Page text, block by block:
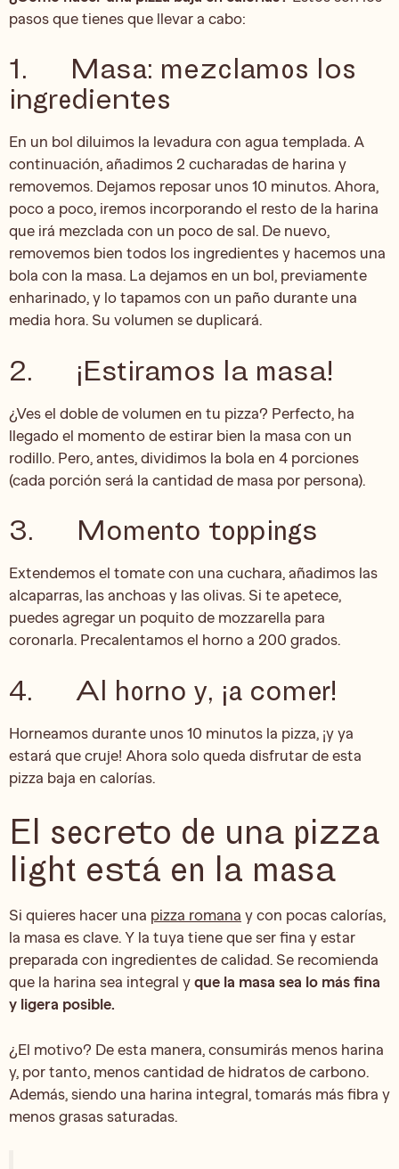
pasos que tienes que llevar a cabo:
1. Masa: mezclamos los
ingredientes
En un bol diluimos la levadura con agua templada. A
continuación, añadimos 2 cucharadas de harina y
removemos. Dejamos reposar unos 10 minutos. Ahora,
poco a poco, iremos incorporando el resto de la harina
que irá mezclada con un poco de sal. De nuevo,
removemos bien todos los ingredientes y hacemos una
bola con la masa. La dejamos en un bol, previamente
enharinado, y lo tapamos con un paño durante una
media hora. Su volumen se duplicará.
2. ¡Estiramos la masa!
¿Ves el doble de volumen en tu pizza? Perfecto, ha
llegado el momento de estirar bien la masa con un
rodillo. Pero, antes, dividimos la bola en 4 porciones
(cada porción será la cantidad de masa por persona).
3. Momento toppings
Extendemos el tomate con una cuchara, añadimos las
alcaparras, las anchoas y las olivas. Si te apetece,
puedes agregar un poquito de mozzarella para
coronarla. Precalentamos el horno a 200 grados.
4. Al horno y, ¡a comer!
Horneamos durante unos 10 minutos la pizza, ¡y ya
estará que cruje! Ahora solo queda disfrutar de esta
pizza baja en calorías.
El secreto de una pizza
light está en la masa
Si quieres hacer una pizza romana y con pocas calorías,
la masa es clave. Y la tuya tiene que ser fina y estar
preparada con ingredientes de calidad. Se recomienda
que la harina sea integral y que la masa sea lo más fina
y ligera posible.
¿El motivo? De esta manera, consumirás menos harina
y, por tanto, menos cantidad de hidratos de carbono.
Además, siendo una harina integral, tomarás más fibra y
menos grasas saturadas.